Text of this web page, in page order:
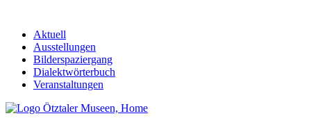
Aktuell
Ausstellungen
Bilderspaziergang
Dialektwörterbuch
Veranstaltungen